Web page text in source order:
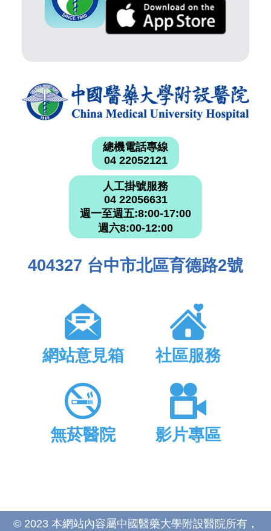
總機電話專線
04 22052121
人工掛號服務
04 22056631
週一至週五:8:00-17:00
週六8:00-12:00
404327 台中市北區育德路2號
網站意見箱 社區服務
無菸醫院 影片專區
© 2023 本網站內容屬中國醫藥大學附設醫院所有，